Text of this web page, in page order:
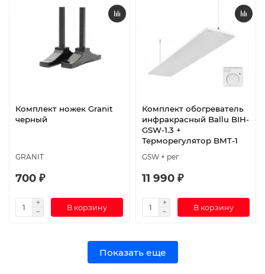
Комплект ножек Granit
черный
GRANIT
700 ₽
В корзину
Комплект обогреватель
инфракрасный Ballu BIH-
GSW-1.3 +
Терморегулятор BMT-1
GSW + рег
11 990 ₽
В корзину
Показать еще